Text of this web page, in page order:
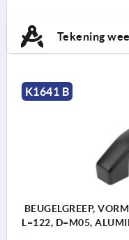
Tekening
K1641 B
BEUGELGREEP,
L=122, D=M05,